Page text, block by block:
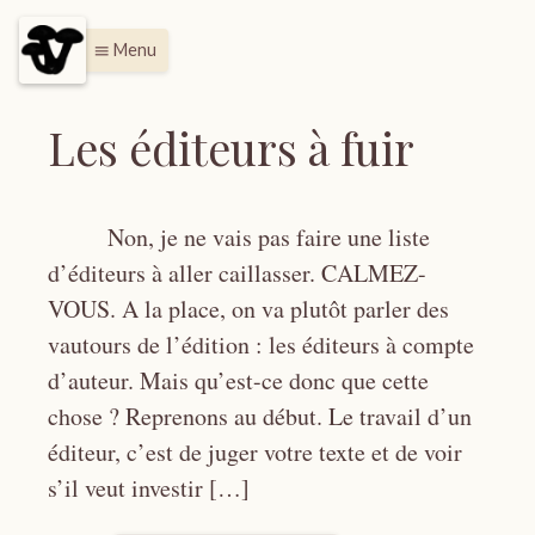
menu Menu
Les éditeurs à fuir
Non, je ne vais pas faire une liste
d’éditeurs à aller caillasser. CALMEZ-
VOUS. A la place, on va plutôt parler des
vautours de l’édition : les éditeurs à compte
d’auteur. Mais qu’est-ce donc que cette
chose ? Reprenons au début. Le travail d’un
éditeur, c’est de juger votre texte et de voir
s’il veut investir […]